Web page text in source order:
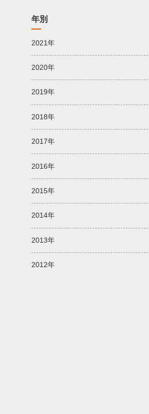
年別
2021年
2020年
2019年
2018年
2017年
2016年
2015年
2014年
2013年
2012年